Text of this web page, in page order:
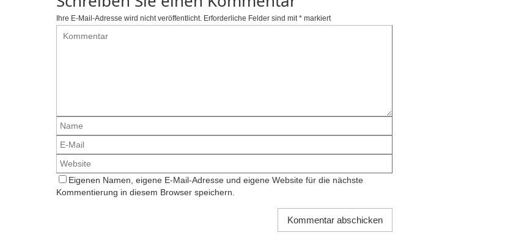
Ihre E-Mail-Adresse wird nicht veröffentlicht. Erforderliche Felder sind mit* markiert
Eigenen Namen, eigene E-Mail-Adresse und eigene Website für die nächste
Kommentierung in diesem Browser speichern.